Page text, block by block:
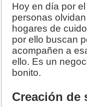
Hoy en día por
personas
hogares de
por ello buscan
acompañen a
ello. Es un
bonito.
Creación de